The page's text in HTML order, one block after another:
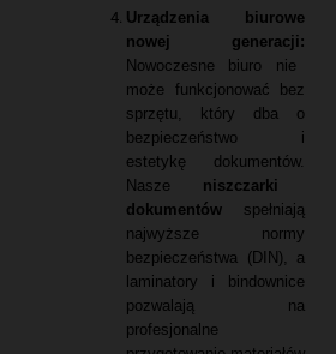
Urządzenia biurowe
nowej generacji:
Nowoczesne biuro nie
może funkcjonować bez
sprzętu,
który dba o
bezpieczeństwo i
estetykę dokumentów.
Nasze niszczarki
dokumentów spełniają
najwyższe normy
bezpieczeństwa (DIN),
a
laminatory i bindownice
pozwalają na
profesjonalne